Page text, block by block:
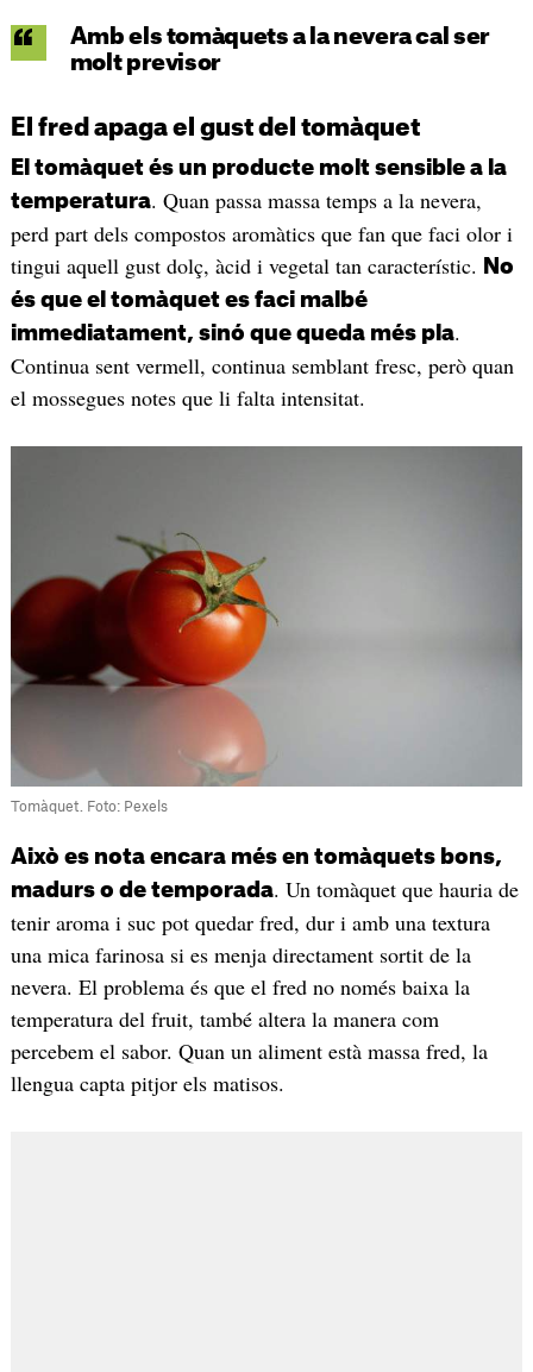
Amb els tomàquets a la nevera cal ser
molt previsor
El fred apaga el gust del tomàquet
El tomàquet és un producte molt sensible a la
temperatura. Quan passa massa temps a la nevera,
perd part dels compostos aromàtics que fan que faci olor i
tingui aquell gust dolç, àcid i vegetal tan característic.
No
és que el tomàquet es faci malbé
immediatament, sinó que queda més pla.
Continua sent vermell, continua semblant fresc, però quan
el mossegues notes que li falta intensitat.
Tomàquet. Foto: Pexels
Això es nota encara més en tomàquets bons,
madurs o de temporada. Un tomàquet que hauria de
tenir aroma i suc pot quedar fred, dur i amb una textura
una mica farinosa si es menja directament sortit de la
nevera. El problema és que el fred no només baixa la
temperatura del fruit, també altera la manera com
percebem el sabor. Quan un aliment està massa fred, la
llengua capta pitjor els matisos.